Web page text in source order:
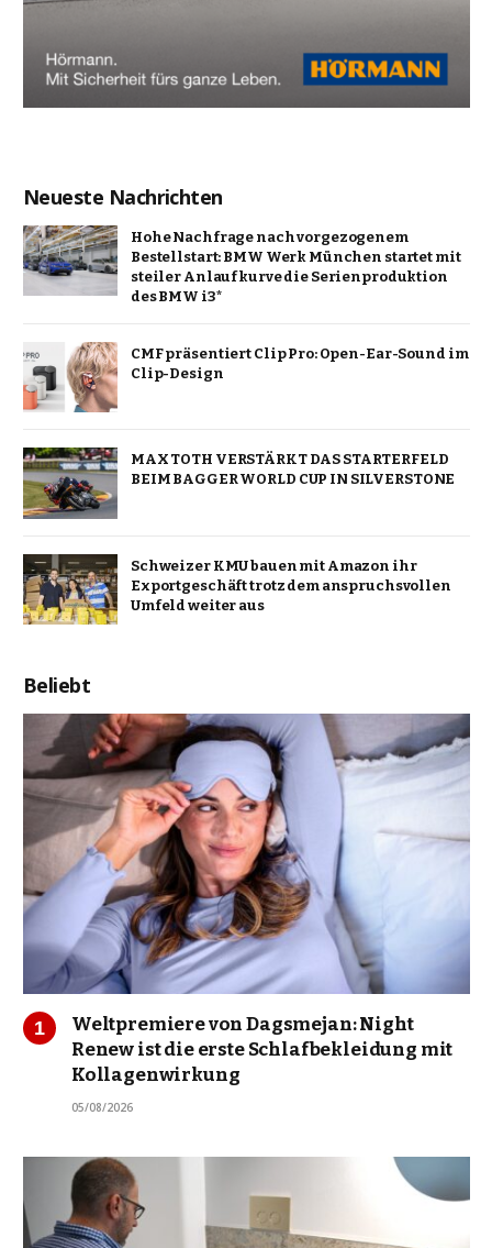
Neueste Nachrichten
Hohe Nachfrage nach vorgezogenem
Bestellstart: BMW Werk München startet mit
steiler Anlaufkurve die Serienproduktion
des BMW i3*
CMF präsentiert Clip Pro: Open-Ear-Sound im
Clip-Design
MAX TOTH VERSTÄRKT DAS STARTERFELD
BEIM BAGGER WORLD CUP IN SILVERSTONE
Schweizer KMU bauen mit Amazon ihr
Exportgeschäft trotz dem anspruchsvollen
Umfeld weiter aus
Beliebt
Weltpremiere von Dagsmejan: Night
Renew ist die erste Schlafbekleidung mit
Kollagenwirkung
05/08/2026